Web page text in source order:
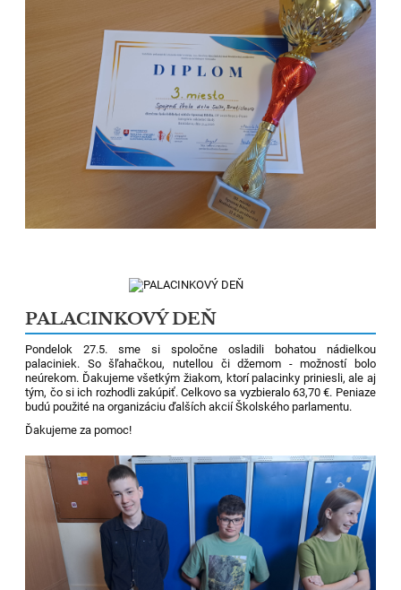
PALACINKOVÝ DEŇ
Pondelok 27.5. sme si spoločne osladili bohatou nádielkou
palaciniek. So šľahačkou, nutellou či džemom - možností bolo
neúrekom. Ďakujeme všetkým žiakom, ktorí palacinky priniesli, ale aj
tým, čo si ich rozhodli zakúpiť. Celkovo sa vyzbieralo 63,70 €. Peniaze
budú použité na organizáciu ďalších akcií Školského parlamentu.
Ďakujeme za pomoc!